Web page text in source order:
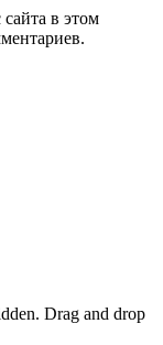
в этом
Drag and drop